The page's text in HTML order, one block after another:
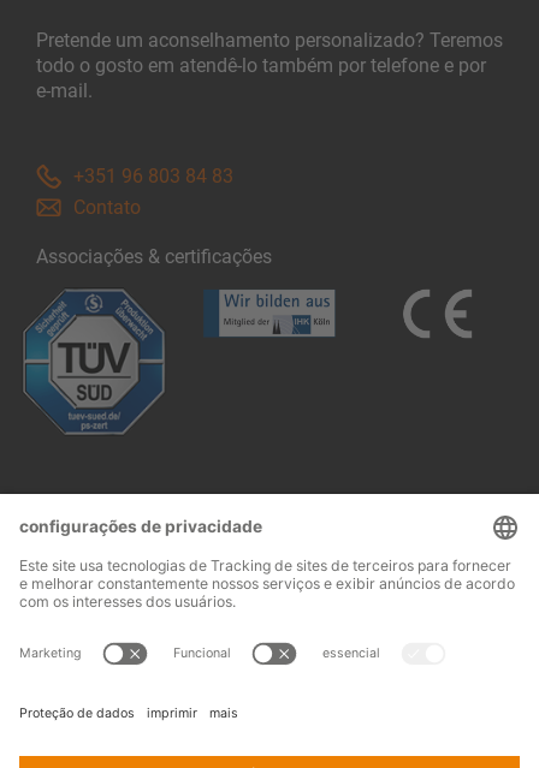
Pretende um aconselhamento personalizado? Teremos
todo o gosto em atendê-lo também por telefone e por
e-mail.
+351 96 803 84 83
Contato
Associações & certificações
OHRA